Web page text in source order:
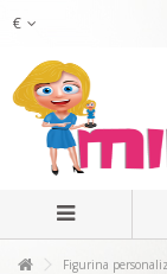
€
Figurina